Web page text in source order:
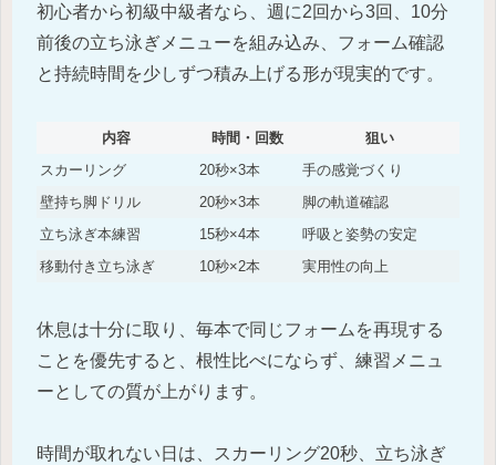
初心者から初級中級者なら、週に2回から3回、10分
前後の立ち泳ぎメニューを組み込み、フォーム確認
と持続時間を少しずつ積み上げる形が現実的です。
内容 時間・回数
狙い
スカーリング
20秒×3本
手の感覚づくり
壁持ち脚ドリル
20秒×3本
脚の軌道確認
立ち泳ぎ本練習
15秒×4本
呼吸と姿勢の安定
移動付き立ち泳ぎ
10秒×2本 実用性の向上
休息は十分に取り、毎本で同じフォームを再現する
ことを優先すると、根性比べにならず、練習メニュ
ーとしての質が上がります。
時間が取れない日は、スカーリング20秒、立ち泳ぎ